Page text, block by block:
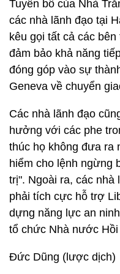
Tuyên bố của Nhà
các nhà lãnh đạo tại
kêu gọi tất cả các
đảm bảo khả năng
đóng góp vào sự
Geneva về chuyển
Các nhà lãnh đạo
hưởng với các phe
thúc họ không đưa ra
hiểm cho lệnh ngừng
trị". Ngoài ra, các nhà
phải tích cực hỗ trợ
dựng năng lực an
tổ chức Nhà nước Hồi
Đức Dũng (lược dịch)